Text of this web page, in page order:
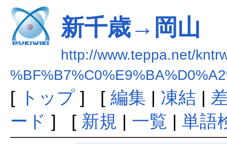
新千歳→岡山
http://www.teppa.net/
[ トップ] [ 編集 | 凍結 |
ード ] [ 新規 | 一覧 | 単語